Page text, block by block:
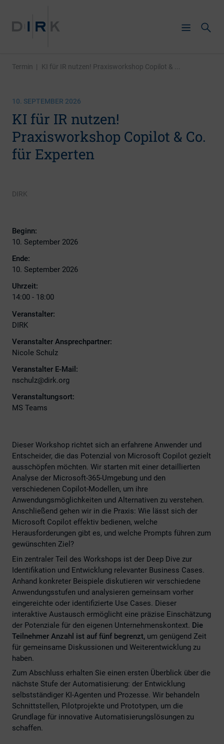
Termin | KI für IR nutzen! Praxisworkshop Copilot & ...
10. SEPTEMBER 2026
KI für IR nutzen!
Praxisworkshop Copilot & Co.
für Experten
DIRK
Beginn:
10. September 2026
Ende:
10. September 2026
Uhrzeit:
14:00 - 18:00
Veranstalter:
DIRK
Veranstalter Ansprechpartner:
Nicole Schulz
Veranstalter E-Mail:
nschulz@dirk.org
Veranstaltungsort:
MS Teams
Dieser Workshop richtet sich an erfahrene Anwender und
Entscheider, die das Potenzial von Microsoft Copilot gezielt
ausschöpfen möchten. Wir starten mit einer detaillierten
Analyse der Microsoft-365-Umgebung und den
verschiedenen Copilot-Modellen, um ihre
Anwendungsmöglichkeiten und Alternativen zu verstehen.
Anschließend gehen wir in die Praxis: Wie lässt sich der
Microsoft Copilot effektiv bedienen, welche
Herausforderungen gibt es, und welche Prompts führen zum
gewünschten Ziel?
Ein zentraler Teil des Workshops ist der Deep Dive zur
Identifikation und Entwicklung relevanter Business Cases.
Anhand konkreter Beispiele diskutieren wir verschiedene
Anwendungsstufen und analysieren gemeinsam vorher
eingereichte oder identifizierte Use Cases. Dieser
interaktive Austausch ermöglicht eine präzise Einschätzung
der Potenziale für den eigenen Unternehmenskontext. Die
Teilnehmer Anzahl ist auf fünf begrenzt, um genügend Zeit
für gemeinsame Diskussionen und Weiterentwicklung zu
haben.
Zum Abschluss erhalten Sie einen ersten Überblick über die
nächste Stufe der Automatisierung: der Entwicklung
selbstständiger KI-Agenten und Prozesse. Wir behandeln
Schnittstellen, Pilotprojekte und Prototypen, um die
Grundlage für innovative Automatisierungslösungen zu
schaffen.